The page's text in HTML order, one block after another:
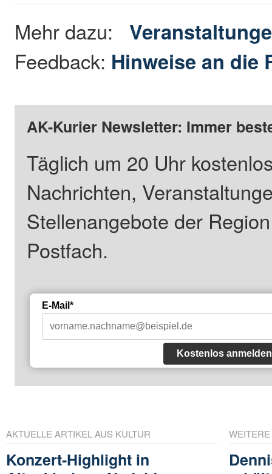
Mehr dazu:
Feedback: Hinweise an die
AK-Kurier Newsletter: Immer
Täglich um 20 Uhr
Nachrichten,
Stellenangebote der
Postfach.
E-Mail*
Kostenlos anmelden
AKTUELLE ARTIKEL AUS KULTUR
Konzert-Highlight in